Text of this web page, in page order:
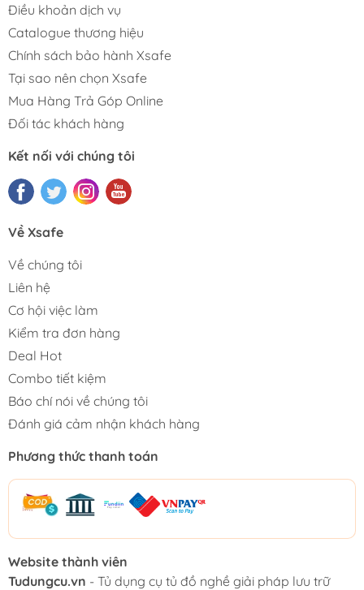
Điều khoản dịch vụ
Catalogue thương hiệu
Chính sách bảo hành Xsafe
Tại sao nên chọn Xsafe
Mua Hàng Trả Góp Online
Đối tác khách hàng
Kết nối với chúng tôi
Về Xsafe
Về chúng tôi
Liên hệ
Cơ hội việc làm
Kiểm tra đơn hàng
Deal Hot
Combo tiết kiệm
Báo chí nói về chúng tôi
Đánh giá cảm nhận khách hàng
Phương thức thanh toán
Website thành viên
Tudungcu.vn - Tủ dụng cụ tủ đồ nghề giải pháp lưu trữ